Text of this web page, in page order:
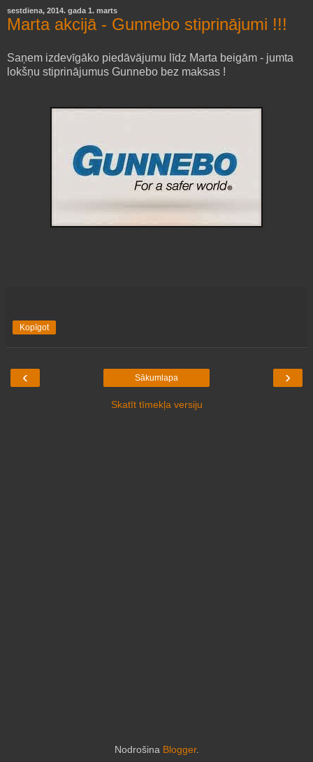
sestdiena, 2014. gada 1. marts
Marta akcijā - Gunnebo stiprinājumi !!!
Saņem izdevīgāko piedāvājumu līdz Marta beigām - jumta
lokšņu stiprinājumus Gunnebo bez maksas !
Kopīgot
‹ ›
Sākumlapa
Skatīt tīmekļa versiju
Nodrošina Blogger.